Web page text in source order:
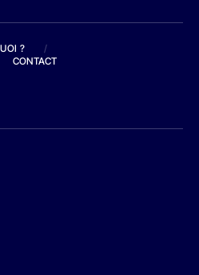
?
/
CONTACT